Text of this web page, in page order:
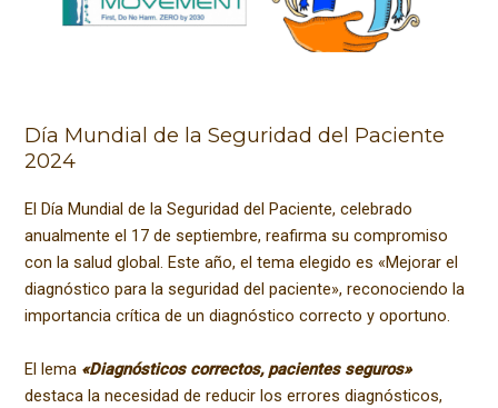
Día Mundial de la Seguridad del Paciente
2024
El Día Mundial de la Seguridad del Paciente, celebrado
anualmente el 17 de septiembre, reafirma su compromiso
con la salud global. Este año, el tema elegido es «Mejorar el
diagnóstico para la seguridad del paciente», reconociendo la
importancia crítica de un diagnóstico correcto y oportuno.
El lema «Diagnósticos correctos, pacientes seguros»
destaca la necesidad de reducir los errores diagnósticos,